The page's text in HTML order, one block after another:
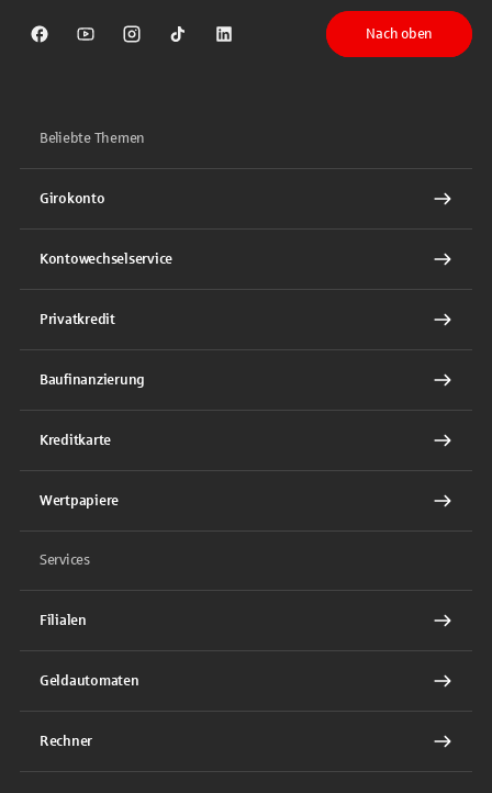
Sparkasse auf Facebook
Sparkasse auf Youtube
Sparkasse auf Instagram
Sparkasse auf TikTok
Sparkasse auf LinkedIn
Nach oben
Beliebte Themen
Girokonto
Kontowechselservice
Privatkredit
Baufinanzierung
Kreditkarte
Wertpapiere
Services
Filialen
Geldautomaten
Rechner